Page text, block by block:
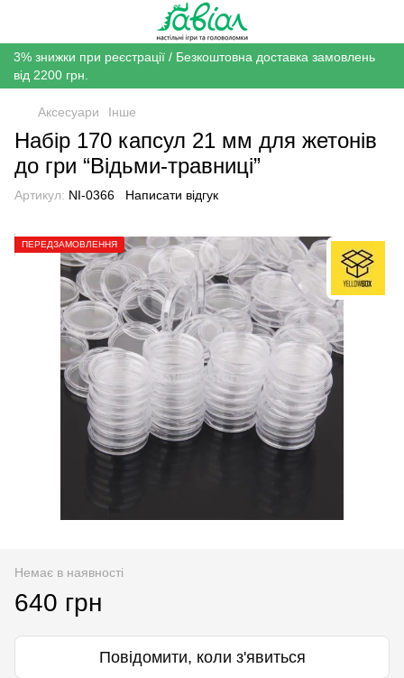
3% знижки при реєстрації / Безкоштовна доставка замовлень
від 2200 грн.
Аксесуари Інше
Набір 170 капсул 21 мм для жетонів
до гри “Відьми-травниці”
Артикул: NI-0366 Написати відгук
ПЕРЕДЗАМОВЛЕННЯ
Немає в наявності
640 грн
Повідомити, коли з'явиться